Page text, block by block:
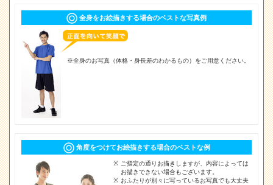
全身をお絵描きする場合のベストな写真例
※全身のお写真（体格・身長差のわかるもの）をご用意ください。
角度をつけてお絵描きする場合のベストな例
ご指定の通りお描きしますが、内容によっては
お描きできない場合もございます。
おふたりが別々に写っているお写真でも大丈夫